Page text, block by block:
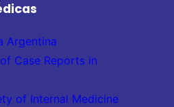
Argentina
Case Reports in
of Internal Medicine